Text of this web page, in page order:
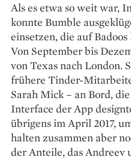
Als es etwa so weit war,
konnte Bumble
einsetzen, die auf
Von September bis
von Texas nach London.
frühere Tinder-­
Sarah Mick – an Bord,
Interface der App
übrigens im April 2017,
halten zusammen aber
der Anteile, das Andreev